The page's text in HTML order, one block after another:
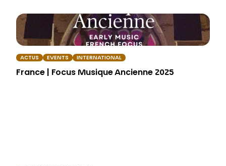
ACTUS EVENTS INTERNATIONAL
France | Focus Musique Ancienne 2025